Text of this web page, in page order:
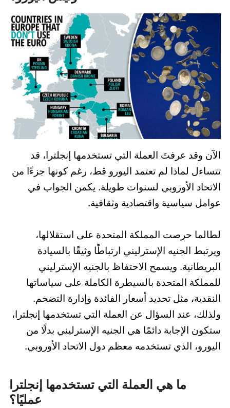
الآن وقد عرفتَ العملة التي تستخدمها إنجلترا، قد
تتساءل لماذا لم تعتمد اليورو قط، رغم كونها جزءًا من
الاتحاد الأوروبي لسنوات طويلة. يكمن الجواب في
عوامل سياسية واقتصادية وثقافية.
لطالما حرصت المملكة المتحدة على استقلالها،
ويرتبط الجنيه الإسترليني ارتباطًا وثيقًا بالسيادة
البريطانية. ويسمح الاحتفاظ بالجنيه الإسترليني
للمملكة المتحدة بالسيطرة الكاملة على سياساتها
النقدية، مثل تحديد أسعار الفائدة وإدارة التضخم.
ولذلك، عند السؤال عن العملة التي تستخدمها إنجلترا،
ستكون الإجابة دائمًا هي الجنيه الإسترليني بدلًا من
اليورو، الذي تستخدمه معظم دول الاتحاد الأوروبي.
ما هي العملة التي تستخدمها إنجلترا
عمليًا؟